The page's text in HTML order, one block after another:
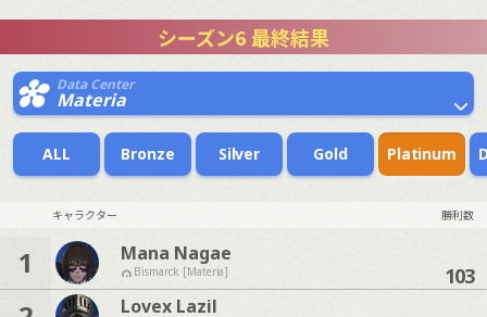
シーズン6 最終結果
Data Center
Materia
ALL Bronze Silver Gold Platinum
キャラクター 勝利数
1 Mana Nagae
Bismarck [Materia] 103
Lovex Lazil